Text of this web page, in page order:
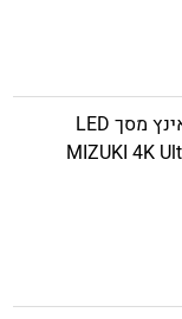
טלוויזיה חכמה 55 אינץ מסך LED